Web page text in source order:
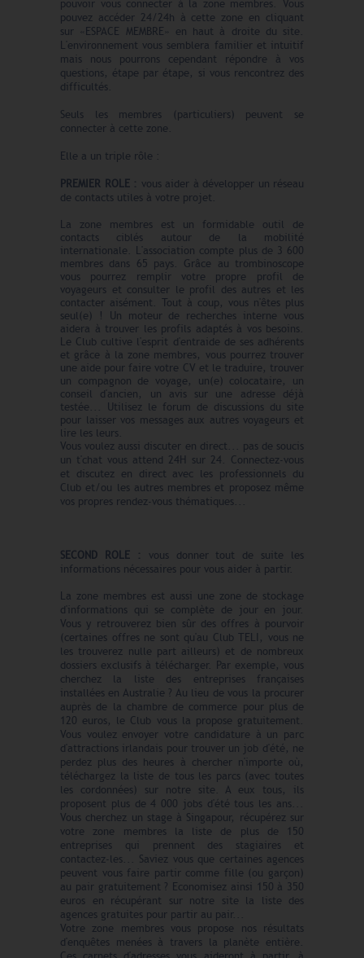
pouvoir vous connecter à la zone membres. Vous
pouvez accéder 24/24h à cette zone en cliquant
sur «ESPACE MEMBRE» en haut à droite du site.
L'environnement vous semblera familier et intuitif
mais nous pourrons cependant répondre à vos
questions, étape par étape, si vous rencontrez des
difficultés.
Seuls les membres (particuliers) peuvent se
connecter à cette zone.
Elle a un triple rôle :
PREMIER ROLE : vous aider à développer un réseau
de contacts utiles à votre projet.
La zone membres est un formidable outil de
contacts ciblés autour de la mobilité
internationale. L'association compte plus de 3 600
membres dans 65 pays. Grâce au trombinoscope
vous pourrez remplir votre propre profil de
voyageurs et consulter le profil des autres et les
contacter aisément. Tout à coup, vous n'êtes plus
seul(e) ! Un moteur de recherches interne vous
aidera à trouver les profils adaptés à vos besoins.
Le Club cultive l'esprit d'entraide de ses adhérents
et grâce à la zone membres, vous pourrez trouver
une aide pour faire votre CV et le traduire, trouver
un compagnon de voyage, un(e) colocataire, un
conseil d'ancien, un avis sur une adresse déjà
testée... Utilisez le forum de discussions du site
pour laisser vos messages aux autres voyageurs et
lire les leurs.
Vous voulez aussi discuter en direct... pas de soucis
un t'chat vous attend 24H sur 24. Connectez-vous
et discutez en direct avec les professionnels du
Club et/ou les autres membres et proposez même
vos propres rendez-vous thématiques...
SECOND ROLE : vous donner tout de suite les
informations nécessaires pour vous aider à partir.
La zone membres est aussi une zone de stockage
d'informations qui se complète de jour en jour.
Vous y retrouverez bien sûr des offres à pourvoir
(certaines offres ne sont qu'au Club TELI, vous ne
les trouverez nulle part ailleurs) et de nombreux
dossiers exclusifs à télécharger. Par exemple, vous
cherchez la liste des entreprises françaises
installées en Australie ? Au lieu de vous la procurer
auprès de la chambre de commerce pour plus de
120 euros, le Club vous la propose gratuitement.
Vous voulez envoyer votre candidature à un parc
d'attractions irlandais pour trouver un job d'été, ne
perdez plus des heures à chercher n'importe où,
téléchargez la liste de tous les parcs (avec toutes
les cordonnées) sur notre site. A eux tous, ils
proposent plus de 4 000 jobs d'été tous les ans...
Vous cherchez un stage à Singapour, récupérez sur
votre zone membres la liste de plus de 150
entreprises qui prennent des stagiaires et
contactez-les... Saviez vous que certaines agences
peuvent vous faire partir comme fille (ou garçon)
au pair gratuitement ? Economisez ainsi 150 à 350
euros en récupérant sur notre site la liste des
agences gratuites pour partir au pair...
Votre zone membres vous propose nos résultats
d'enquêtes menées à travers la planète entière.